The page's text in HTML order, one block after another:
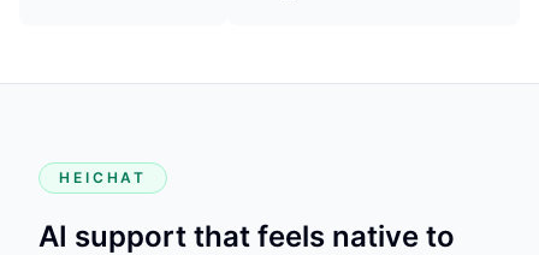
HEICHAT
AI support that feels native to